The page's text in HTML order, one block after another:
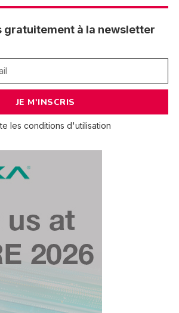
gratuitement à la newsletter
les conditions d'utilisation